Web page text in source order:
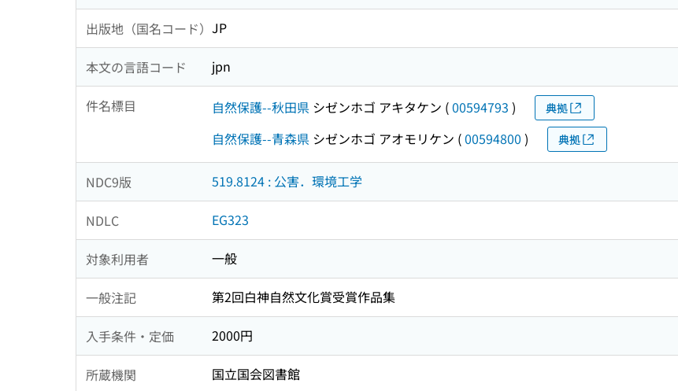
出版地（国名コード） JP
本文の言語コード jpn
件名標目 自然保護--秋田県 シゼンホゴ アキタケン (00594793 ) 典拠
自然保護--青森県 シゼンホゴ アオモリケン (00594800 ) 典拠
NDC9版 519.8124 : 公害．環境工学
NDLC EG323
対象利用者 一般
一般注記 第2回白神自然文化賞受賞作品集
入手条件・定価 2000円
所蔵機関 国立国会図書館